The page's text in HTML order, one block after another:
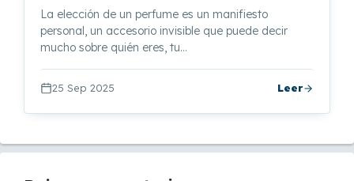
La elección de un perfume es un manifiesto
personal, un accesorio invisible que puede decir
mucho sobre quién eres, tu…
25 Sep 2025 Leer